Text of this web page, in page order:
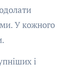
У кожного
і